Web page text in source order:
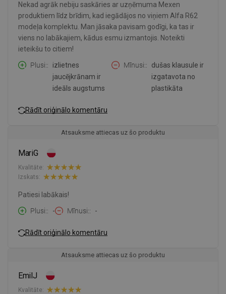
Nekad agrāk nebiju saskāries ar uzņēmuma Mexen
produktiem līdz brīdim, kad iegādājos no viņiem Alfa R62
modeļa komplektu. Man jāsaka pavisam godīgi, ka tas ir
viens no labākajiem, kādus esmu izmantojis. Noteikti
ieteikšu to citiem!
Plusi:
izlietnes
jaucējkrānam ir
ideāls augstums
Mīnusi:
dušas klausule ir
izgatavota no
plastikāta
Rādīt oriģinālo komentāru
Atsauksme attiecas uz šo produktu
MariG
Kvalitāte:
Izskats:
Patiesi labākais!
Plusi:
- Mīnusi: -
Rādīt oriģinālo komentāru
Atsauksme attiecas uz šo produktu
EmilJ
Kvalitāte: